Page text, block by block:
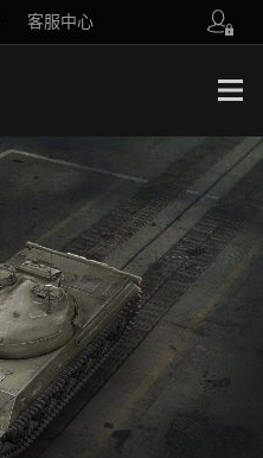
客服中心